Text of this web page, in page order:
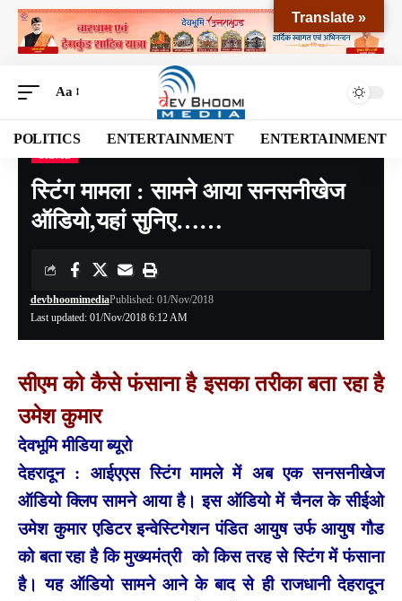
Aa
POLITICS ENTERTAINMENT ENTERTAINMENT
Devbhoomi Media>Blog >CRIME>स्टिंग मामला : सामने आया सनसनीखेज ऑडियो,यहां सुनिए……
स्टिंग मामला : सामने आया सनसनीखेज
ऑडियो,यहां सुनिए……
Last updated: 01/Nov/2018 6:12 AM
devbhoomimediaPublished: 01/Nov/2018
सीएम को कैसे फंसाना है इसका तरीका बता रहा है
उमेश कुमार
देवभूमि मीडिया ब्यूरो
देहरादून : आईएएस स्टिंग मामले में अब एक सनसनीखेज
ऑडियो क्लिप सामने आया है। इस ऑडियो में चैनल के सीईओ
उमेश कुमार एडिटर इन्वेस्टिगेशन पंडित आयुष उर्फ आयुष गौड
को बता रहा है कि मुख्यमंत्री को किस तरह से स्टिंग में फंसाना
है। यह ऑडियो सामने आने के बाद से ही राजधानी देहरादून
Translate »